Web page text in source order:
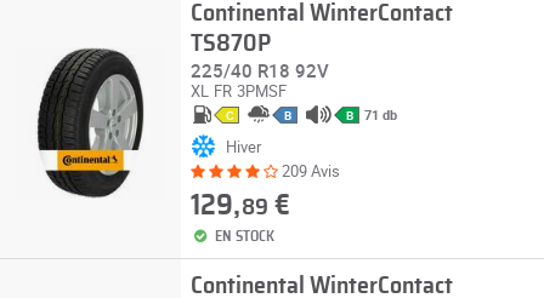
Continental WinterContact
TS870P
225/40 R18 92V
XL FR 3PMSF
C B B 71 db
Hiver
209 Avis
129,89 €
EN STOCK
Continental WinterContact